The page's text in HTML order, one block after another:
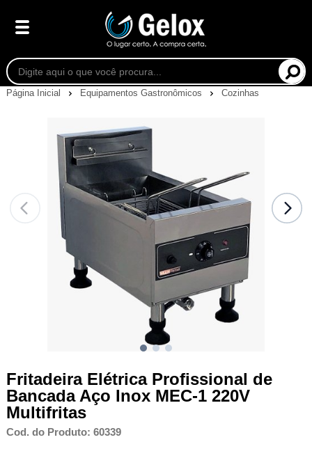
Página Inicial Equipamentos Gastronômicos Cozinhas
Fritadeira Elétrica Profissional de
Bancada Aço Inox MEC-1 220V
Multifritas
Cod. do Produto: 60339